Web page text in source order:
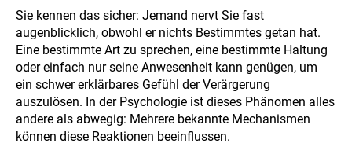
Sie kennen das sicher: Jemand nervt Sie fast
augenblicklich, obwohl er nichts Bestimmtes getan hat.
Eine bestimmte Art zu sprechen, eine bestimmte Haltung
oder einfach nur seine Anwesenheit kann genügen, um
ein schwer erklärbares Gefühl der Verärgerung
auszulösen. In der Psychologie ist dieses Phänomen alles
andere als abwegig: Mehrere bekannte Mechanismen
können diese Reaktionen beeinflussen.